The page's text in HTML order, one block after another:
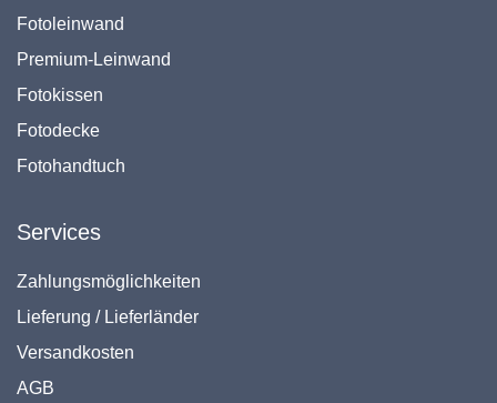
Fotoleinwand
Premium-Leinwand
Fotokissen
Fotodecke
Fotohandtuch
Services
Zahlungsmöglichkeiten
Lieferung / Lieferländer
Versandkosten
AGB